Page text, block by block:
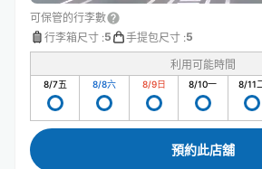
可保管的行李數
行李箱尺寸 :5 手提包尺寸 :5
利用可能時間
8/7五 8/8六 8/9日 8/10一 8/11
預約此店舖